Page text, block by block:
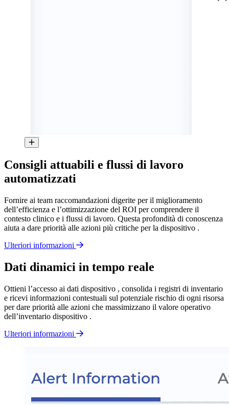
Consigli attuabili e flussi di lavoro
automatizzati
Fornire ai team raccomandazioni digerite per il miglioramento
dell’efficienza e l’ottimizzazione del ROI per comprendere il
contesto clinico e i flussi di lavoro. Questa profondità di conoscenza
aiuta a dare priorità alle azioni più critiche per la dispositivo .
Ulteriori informazioni
Dati dinamici in tempo reale
Ottieni l’accesso ai dati dispositivo , consolida i registri di inventario
e ricevi informazioni contestuali sul potenziale rischio di ogni risorsa
per dare priorità alle azioni che massimizzano il valore operativo
dell’inventario dispositivo .
Ulteriori informazioni